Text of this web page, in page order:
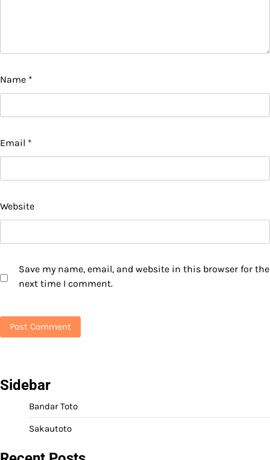
Name *
Email *
Website
Save my name, email, and website in this browser for the
next time I comment.
Sidebar
Bandar Toto
Sakautoto